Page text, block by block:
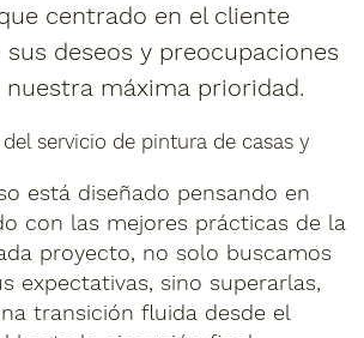
centrado en el cliente
sus deseos y preocupaciones
nuestra máxima prioridad.
servicio de pintura de casas y
está diseñado pensando en
con las mejores prácticas de la
proyecto, no solo buscamos
expectativas, sino superarlas,
transición fluida desde el